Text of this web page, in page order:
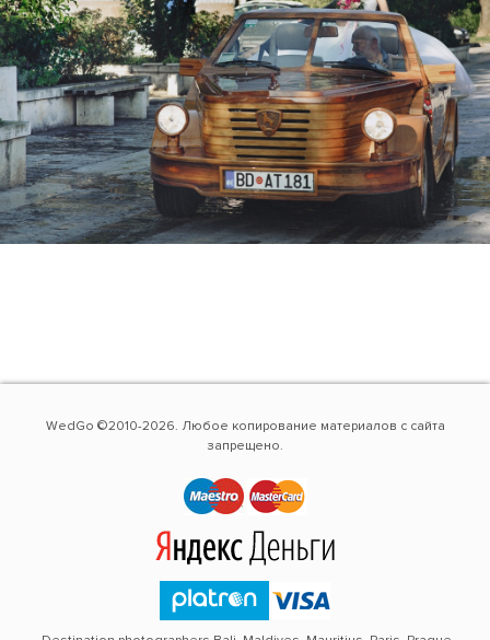
WedGo ©2010-2026. Любое копирование материалов с сайта
запрещено.